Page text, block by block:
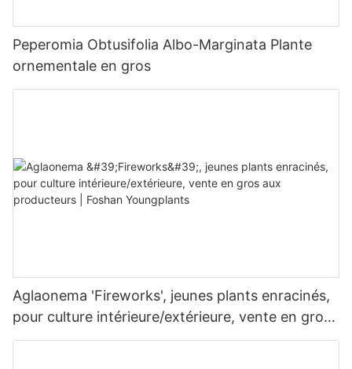
Peperomia Obtusifolia Albo-Marginata Plante
ornementale en gros
Aglaonema 'Fireworks', jeunes plants enracinés,
pour culture intérieure/extérieure, vente en gros
aux producteurs | Foshan Youngplants